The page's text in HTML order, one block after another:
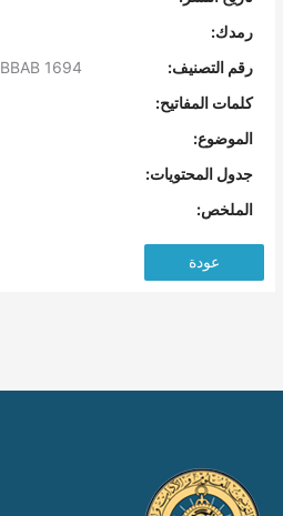
رمدك:
رقم التصنيف:
كلمات المفاتيح:
الموضوع:
جدول المحتويات:
الملخص:
عودة